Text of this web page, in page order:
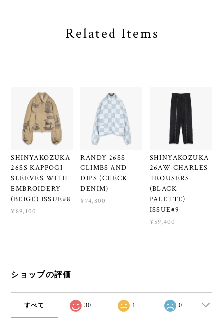
Related Items
SHINYAKOZUKA
26SS KAPPOGI
SLEEVES WITH
EMBROIDERY
(BEIGE) ISSUE#8
¥89,100
RANDY 26SS
CLIMBS AND
DIPS (CHECK
DENIM)
¥74,800
SHINYAKOZUKA
26AW CHARLES
TROUSERS
(BLACK
PALETTE)
ISSUE#9
¥59,400
ショップの評価
すべて 30 1 0